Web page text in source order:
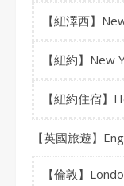
【紐澤西】
【紐約】New
【紐約住宿】
【英國旅遊】
【倫敦】